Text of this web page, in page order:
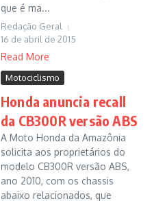
que é ma...
Redação Geral
16 de abril de 2015
Read More
Motociclismo
Honda anuncia recall
da CB300R versão ABS
A Moto Honda da Amazônia
solicita aos proprietários do
modelo CB300R versão ABS,
ano 2010, com os chassis
abaixo relacionados, que